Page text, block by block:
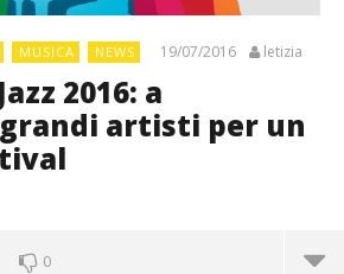
MUSICA NEWS 19/07/2016 letizia
2016: a
artisti per un
0